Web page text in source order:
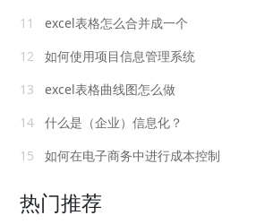
11
excel表格怎么合并成一个
12
如何使用项目信息管理系统
13
excel表格曲线图怎么做
14
什么是（企业）信息化？
15
如何在电子商务中进行成本控制
热门推荐